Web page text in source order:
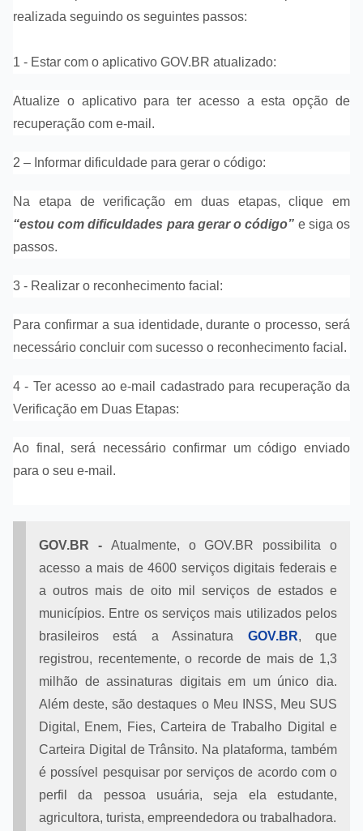
realizada seguindo os seguintes passos:
1 - Estar com o aplicativo GOV.BR atualizado:
Atualize o aplicativo para ter acesso a esta opção de
recuperação com e-mail.
2 – Informar dificuldade para gerar o código:
Na etapa de verificação em duas etapas, clique em
“estou com dificuldades para gerar o código” e siga os
passos.
3 - Realizar o reconhecimento facial:
Para confirmar a sua identidade, durante o processo, será
necessário concluir com sucesso o reconhecimento facial.
4 - Ter acesso ao e-mail cadastrado para recuperação da
Verificação em Duas Etapas:
Ao final, será necessário confirmar um código enviado
para o seu e-mail.
GOV.BR - Atualmente, o GOV.BR possibilita o
acesso a mais de 4600 serviços digitais federais e
a outros mais de oito mil serviços de estados e
municípios. Entre os serviços mais utilizados pelos
brasileiros está a Assinatura GOV.BR, que
registrou, recentemente, o recorde de mais de 1,3
milhão de assinaturas digitais em um único dia.
Além deste, são destaques o Meu INSS, Meu SUS
Digital, Enem, Fies, Carteira de Trabalho Digital e
Carteira Digital de Trânsito. Na plataforma, também
é possível pesquisar por serviços de acordo com o
perfil da pessoa usuária, seja ela estudante,
agricultora, turista, empreendedora ou trabalhadora.